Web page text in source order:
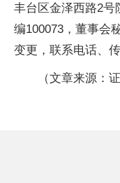
丰台区金泽西路2号
编100073，董事会
变更，联系电话、
（文章来源：